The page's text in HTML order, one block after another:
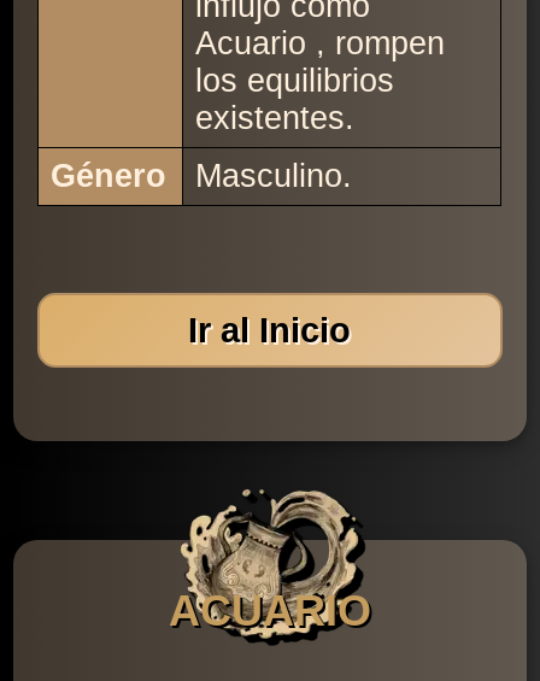
Acuario , rompen
los equilibrios
existentes.
Género
Masculino.
Ir al Inicio
ACUARIO